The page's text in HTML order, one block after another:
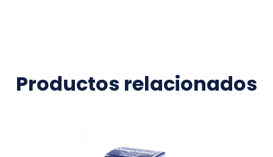
Productos relacionados